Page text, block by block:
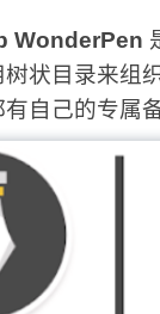
WonderPen
状目录来组
自己的专属